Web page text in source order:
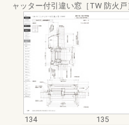
ャッター付引違い窓［TW 防火戸
134
135